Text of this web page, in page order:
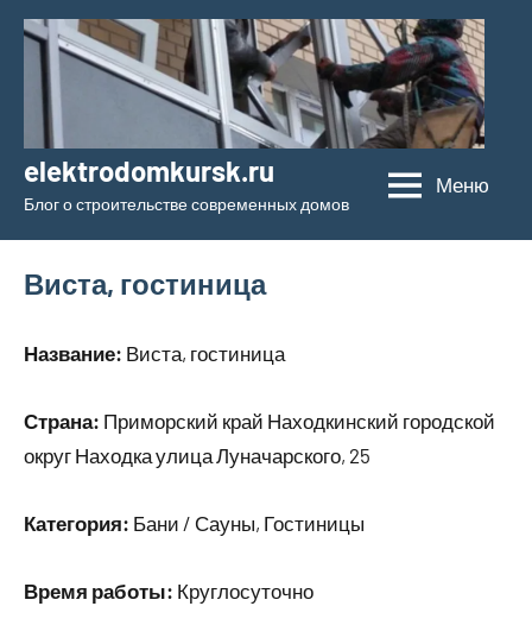
Перейти
содержимому
elektrodomkursk.ru
Блог о строительстве современных домов
Меню
Виста, гостиница
Название: Виста, гостиница
Страна: Приморский край Находкинский городской
округ Находка улица Луначарского, 25
Категория: Бани / Сауны, Гостиницы
Время работы: Круглосуточно